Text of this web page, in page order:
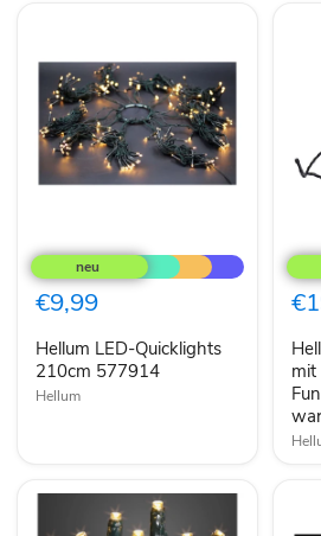
LED-
Quicklights
210cm
577914
€9,99
Hellum LED-Quicklights
210cm 577914
Hellum
LED
mit
180
und
in
mit